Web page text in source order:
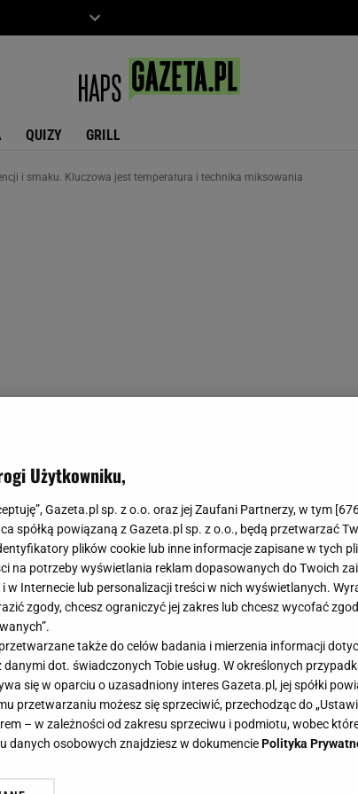
QUIZY GRILL
i smaku. Kluczowa jest temperatura i technika miksowania
świątecznego
Użytkowniku,
Gazeta.pl sp. z o.o. oraz jej Zaufani Partnerzy, w tym [
spółką powiązaną z Gazeta.pl sp. z o.o., będą przetwarzać
plików cookie lub inne informacje zapisane w tych
na potrzeby wyświetlania reklam dopasowanych do Twoich
w Internecie lub personalizacji treści w nich wyświetlanych.
zgody, chcesz ograniczyć jej zakres lub chcesz wycofać
także do celów badania i mierzenia informacji
danymi dot. świadczonych Tobie usług. W określonych
się w oparciu o uzasadniony interes Gazeta.pl, jej spółki
przetwarzaniu możesz się sprzeciwić, przechodząc do
– w zależności od zakresu sprzeciwu i podmiotu, wobec
danych osobowych znajdziesz w dokumenciePolityka